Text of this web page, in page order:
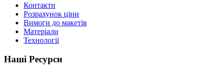
Контакти
Розрахунок ціни
Вимоги до макетів
Матеріали
Технології
Наші Ресурси